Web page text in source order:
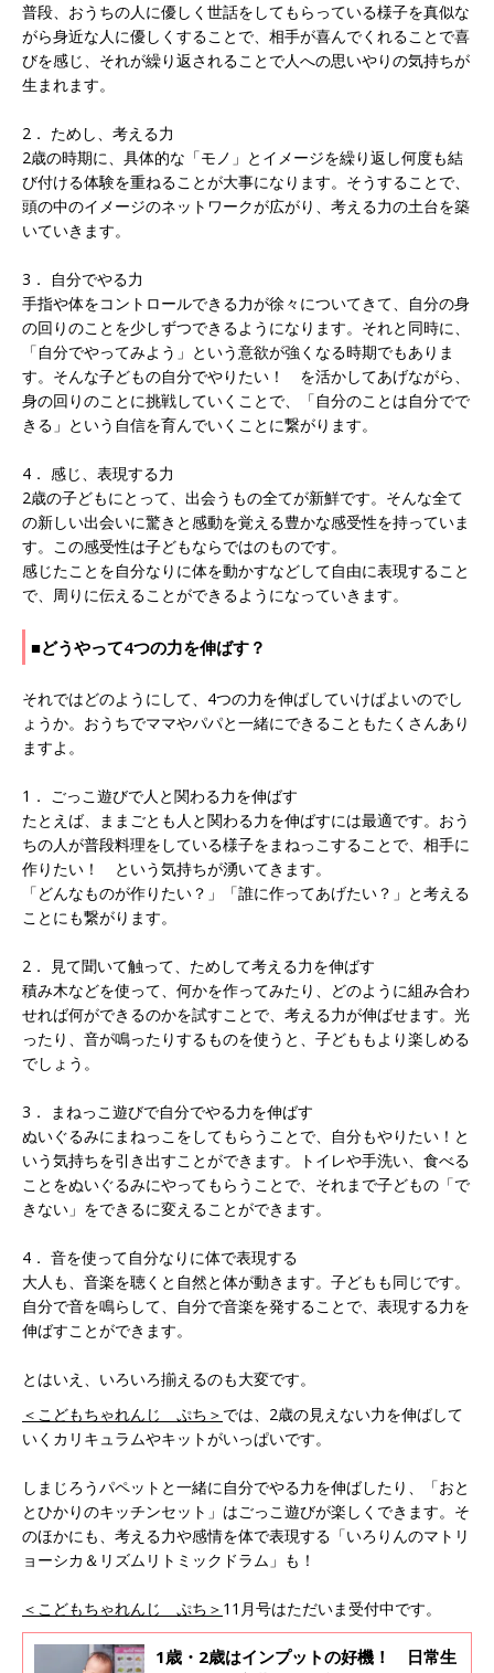
普段、おうちの人に優しく世話をしてもらっている様子を真似な
がら身近な人に優しくすることで、相手が喜んでくれることで喜
びを感じ、それが繰り返されることで人への思いやりの気持ちが
生まれます。
2． ためし、考える力
2歳の時期に、具体的な「モノ」とイメージを繰り返し何度も結
び付ける体験を重ねることが大事になります。そうすることで、
頭の中のイメージのネットワークが広がり、考える力の土台を築
いていきます。
3． 自分でやる力
手指や体をコントロールできる力が徐々についてきて、自分の身
の回りのことを少しずつできるようになります。それと同時に、
「自分でやってみよう」という意欲が強くなる時期でもありま
す。そんな子どもの自分でやりたい！ を活かしてあげながら、
身の回りのことに挑戦していくことで、「自分のことは自分でで
きる」という自信を育んでいくことに繋がります。
4． 感じ、表現する力
2歳の子どもにとって、出会うもの全てが新鮮です。そんな全て
の新しい出会いに驚きと感動を覚える豊かな感受性を持っていま
す。この感受性は子どもならではのものです。
感じたことを自分なりに体を動かすなどして自由に表現すること
で、周りに伝えることができるようになっていきます。
■どうやって4つの力を伸ばす？
それではどのようにして、4つの力を伸ばしていけばよいのでし
ょうか。おうちでママやパパと一緒にできることもたくさんあり
ますよ。
1． ごっこ遊びで人と関わる力を伸ばす
たとえば、ままごとも人と関わる力を伸ばすには最適です。おう
ちの人が普段料理をしている様子をまねっこすることで、相手に
作りたい！ という気持ちが湧いてきます。
「どんなものが作りたい？」「誰に作ってあげたい？」と考える
ことにも繋がります。
2． 見て聞いて触って、ためして考える力を伸ばす
積み木などを使って、何かを作ってみたり、どのように組み合わ
せれば何ができるのかを試すことで、考える力が伸ばせます。光
ったり、音が鳴ったりするものを使うと、子どももより楽しめる
でしょう。
3． まねっこ遊びで自分でやる力を伸ばす
ぬいぐるみにまねっこをしてもらうことで、自分もやりたい！と
いう気持ちを引き出すことができます。トイレや手洗い、食べる
ことをぬいぐるみにやってもらうことで、それまで子どもの「で
きない」をできるに変えることができます。
4． 音を使って自分なりに体で表現する
大人も、音楽を聴くと自然と体が動きます。子どもも同じです。
自分で音を鳴らして、自分で音楽を発することで、表現する力を
伸ばすことができます。
とはいえ、いろいろ揃えるのも大変です。
＜こどもちゃれんじ ぷち＞ では、2歳の見えない力を伸ばして
いくカリキュラムやキットがいっぱいです。
しまじろうパペットと一緒に自分でやる力を伸ばしたり、「おと
とひかりのキッチンセット」はごっこ遊びが楽しくできます。そ
のほかにも、考える力や感情を体で表現する「いろりんのマトリ
ョーシカ＆リズムリトミックドラム」も！
＜こどもちゃれんじ ぷち＞ 11月号はただいま受付中です。
1歳・2歳はインプットの好機！ 日常生